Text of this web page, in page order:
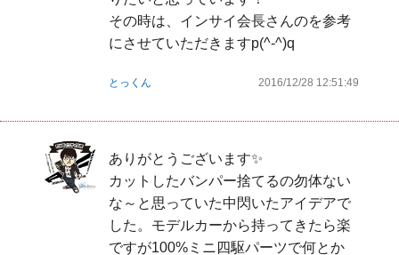
その時は、インサイ会長さんのを参考
にさせていただきますp(^-^)q
とっくん 2016/12/28 12:51:49
ありがとうございます✨
カットしたバンパー捨てるの勿体ない
な～と思っていた中閃いたアイデアで
した。モデルカーから持ってきたら楽
ですが100%ミニ四駆パーツで何とか